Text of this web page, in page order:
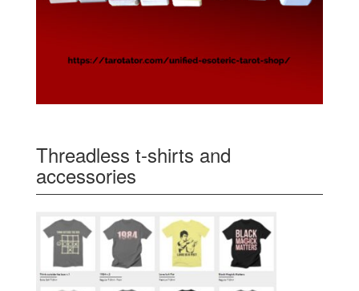
Threadless t-shirts and
accessories